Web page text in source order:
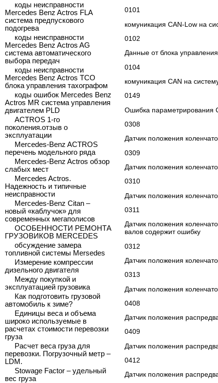
коды неисправности
Mercedes Benz Actros FLA
система предпускового
подогрева
коды неисправности
Mercedes Benz Actros AG
система автоматического
выбора передач
коды неисправности
Mercedes Benz Actros TCO
блока управления тахографом
коды ошибок Mercedes Benz
Actros MR система управления
двигателем PLD
ACTROS 1-го
поколения.отзыв о
эксплуатации
Mercedes-Benz ACTROS
перечень модельного ряда
Mercedes-Benz Actros обзор
слабых мест
Mercedes Actros.
Надежность и типичные
неисправности
Mercedes-Benz Citan –
новый «каблучок» для
современных мегаполисов
ОСОБЕННОСТИ РЕМОНТА
ГРУЗОВИКОВ MERCEDES
обсуждение замера
топливной системы Mersedes
Измерение компрессии
дизельного двигателя
Между покупкой и
эксплуатацией грузовика
Как подготовить грузовой
автомобиль к зиме?
Единицы веса и объема
широко используемые в
расчетах стоимости перевозки
груза
Расчет веса груза для
перевозки. Погрузочный метр –
LDM.
Stowage Factor – удельный
вес груза
0101
комуникация CAN-Low на
0102
Данные от блока
0104
комуникация CAN на
0149
Ошибка параметрирования
0308
Датчик положения
0309
Датчик положения
0310
Датчик положения
0311
Датчик положения
валов содержит ошибку
0312
Датчик положения
0313
Датчик положения
0408
Датчик положения
0409
Датчик положения
0412
Датчик положения